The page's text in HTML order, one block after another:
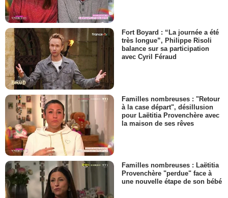
Fort Boyard : “La journée a été
très longue”, Philippe Risoli
balance sur sa participation
avec Cyril Féraud
Familles nombreuses : "Retour
à la case départ", désillusion
pour Laëtitia Provenchère avec
la maison de ses rêves
Familles nombreuses : Laëtitia
Provenchère "perdue" face à
une nouvelle étape de son bébé